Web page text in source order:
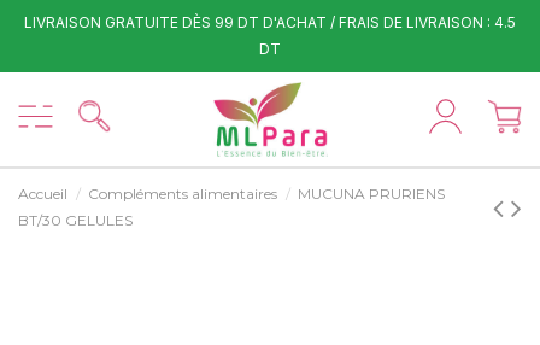
LIVRAISON GRATUITE DÈS 99 DT D'ACHAT / FRAIS DE LIVRAISON : 4.5
DT
Accueil Compléments alimentaires
MUCUNA PRURIENS
BT/30 GELULES